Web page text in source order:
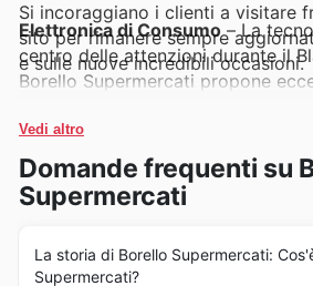
Si incoraggiano i clienti a visitare
sito per rimanere sempre
e sulle nuove incredibili occasioni.
Elettronica di Consumo– La
centro delle attenzioni durante il
Borello Supermercati propone
smartphone, tablet o televisori,
i più ricercati nei volantini
promozioni del sito ufficiale,
ottimo rapporto qualità-prezzo.
Abbigliamento e Accessori– Il
momento ideale per rinnovare il
Vedi altro
Domande frequenti su
Supermercati
La storia di Borello Supermercati:
Supermercati?